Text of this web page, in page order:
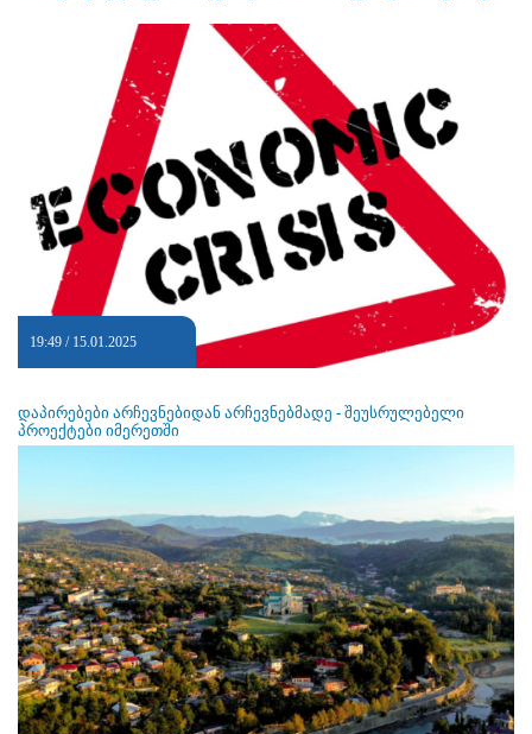
19:49 / 15.01.2025
დაპირებები არჩევნებიდან არჩევნებმადე - შეუსრულებელი
პროექტები იმერეთში